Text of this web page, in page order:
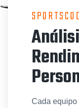
Cada equipo